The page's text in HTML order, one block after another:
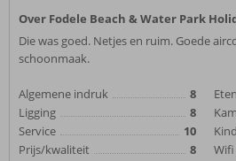
Over Fodele Beach & Water Park
Die was goed. Netjes en ruim. Goede
schoonmaak.
Algemene indruk
8
Ligging
8
Service
10
Prijs/kwaliteit
8
Eten